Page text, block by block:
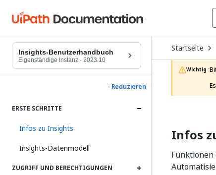
Insights-Benutzerhandbuch
Eigenständige Instanz · 2023.10
- Reduzieren
ERSTE SCHRITTE
Infos zu Insights
Insights-Datenmodell
ZUGRIFF UND BERECHTIGUNGEN
Startseite
Wichtig :
Infos